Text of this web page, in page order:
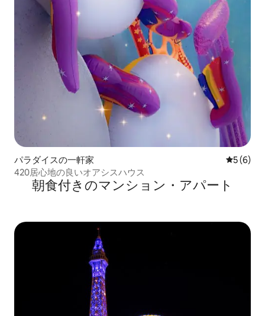
パラダイスの一軒家 レビュー
5 (6)
420居心地の良いオアシスハウス
朝食付きのマンション・アパート